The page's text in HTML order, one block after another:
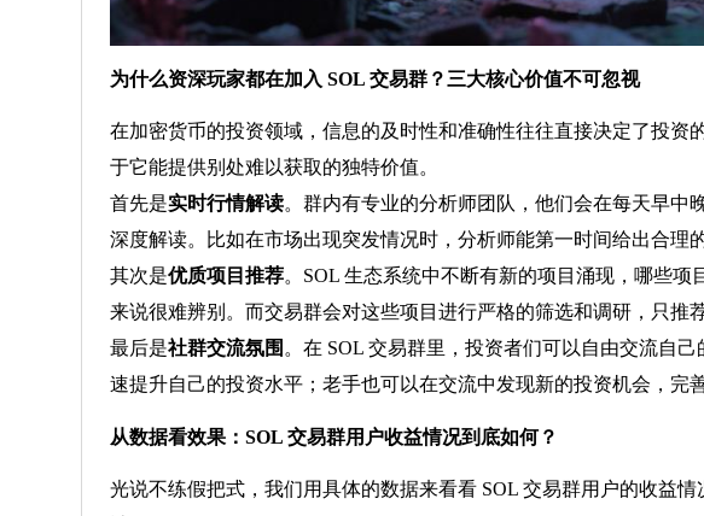
为什么资深玩家都在加入 SOL 交易群？三大核心价值不可忽视
在加密货币的投资领域，信息的及时性和准确性往往直接决定了投资
于它能提供别处难以获取的独特价值。
首先是实时行情解读。群内有专业的分析师团队，他们会在每天早中
深度解读。比如在市场出现突发情况时，分析师能第一时间给出合理
其次是优质项目推荐。SOL 生态系统中不断有新的项目涌现，哪些
来说很难辨别。而交易群会对这些项目进行严格的筛选和调研，只推
最后是社群交流氛围 。在 SOL 交易群里，投资者们可以自由交流自
速提升自己的投资水平；老手也可以在交流中发现新的投资机会，完
从数据看效果：SOL 交易群用户收益情况到底如何？
光说不练假把式，我们用具体的数据来看看 SOL 交易群用户的收益